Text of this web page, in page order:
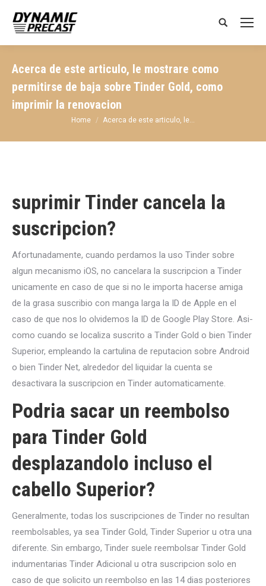
Search:
Acerca de este articulo, le mostrare como
permitirse de baja sobre Tinder Gold, como
imprimir la renovacion
You are here:
Home Acerca de este articulo, le…
suprimir Tinder cancela la
suscripcion?
Afortunadamente, cuando perdamos la uso Tinder sobre
algun mecanismo iOS, no cancelara la suscripcion a Tinder
unicamente en caso de que si no le importa hacerse amiga
de la grasa suscribio con manga larga la ID de Apple en el
caso de que nos lo olvidemos la ID de Google Play Store. Asi­
como cuando se localiza suscrito a Tinder Gold o bien Tinder
Superior, empleando la cartulina de reputacion sobre Android
o bien Tinder Net, alrededor del liquidar la cuenta se
desactivara la suscripcion en Tinder automaticamente.
Podria sacar un reembolso
para Tinder Gold
desplazandolo incluso el
cabello Superior?
Generalmente, todas los suscripciones de Tinder no resultan
reembolsables, ya sea Tinder Gold, Tinder Superior u otra una
diferente. Sin embargo, Tinder suele reembolsar Tinder Gold
indumentarias Tinder Adicional u otra suscripcion solo en
caso de que solicito un reembolso en las 14 dias posteriores